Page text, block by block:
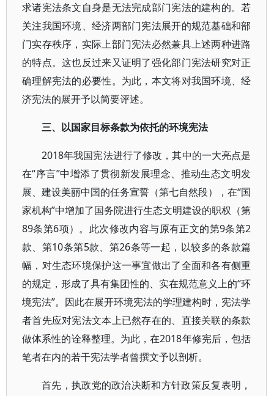
求诸宪法条文自身是无法完成部门宪法的建构的。若
关注我国环境、经济两部门宪法展开的规范基础和部
门实存秩序，实际上部门宪法必然兼具上述两种进路
的特点。这也反过来又证明了强化部门宪法研究对正
确理解宪法的必要性。为此，本文将对我国环境、经
济宪法的展开予以简要评述。
三、以国家目标条款为依托的环境宪法
2018年我国宪法进行了修改，其中的一大亮点是
在“序言”中增添了贯彻新发展理念、推动生态文明发
展、建设美丽中国的任务宣誓（第七自然段），在“国
家机构”中增加了国务院进行生态文明建设的职权（第
89条第6项）。此次修改内容与原有正文的第9条第2
款、第10条第5款、第26条等一起，以较多的条款篇
幅，对生态环境保护这一事宜做出了全面和各有侧重
的规定，形成了具有集团性的、实在规范意义上的“环
境宪法”。因此在展开环境宪法的学理建构时，宪法学
者首先应对宪法文本上已然存在的、直接关联的条款
做体系性的诠释整理。为此，在2018年修宪后，包括
笔者在内的若干宪法学者曾撰文予以剖析。
首先，执政党的政治决断和方针政策反复表明，